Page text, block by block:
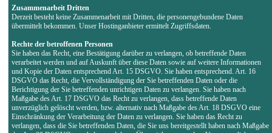
Zusammenarbeit Dritten
Derzeit besteht keine Zusammenarbeit mit Dritten, die personengebundene Daten
übermittelt bekommen. Unser Hostinganbieter ermittelt Zugriffsdaten.
Rechte der betroffenen Personen
Sie haben das Recht, eine Bestätigung darüber zu verlangen, ob betreffende Daten
verarbeitet werden und auf Auskunft über diese Daten sowie auf weitere Informationen
und Kopie der Daten entsprechend Art. 15 DSGVO. Sie haben entsprechend. Art. 16
DSGVO das Recht, die Vervollständigung der Sie betreffenden Daten oder die
Berichtigung der Sie betreffenden unrichtigen Daten zu verlangen. Sie haben nach
Maßgabe des Art. 17 DSGVO das Recht zu verlangen, dass betreffende Daten
unverzüglich gelöscht werden, bzw. alternativ nach Maßgabe des Art. 18 DSGVO eine
Einschränkung der Verarbeitung der Daten zu verlangen. Sie haben das Recht zu
verlangen, dass die Sie betreffenden Daten, die Sie uns bereitgestellt haben nach Maßgabe